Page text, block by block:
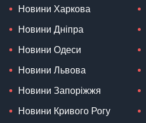
Новини Харкова
Новини Дніпра
Новини Одеси
Новини Львова
Новини Запоріжжя
Новини Кривого Рогу